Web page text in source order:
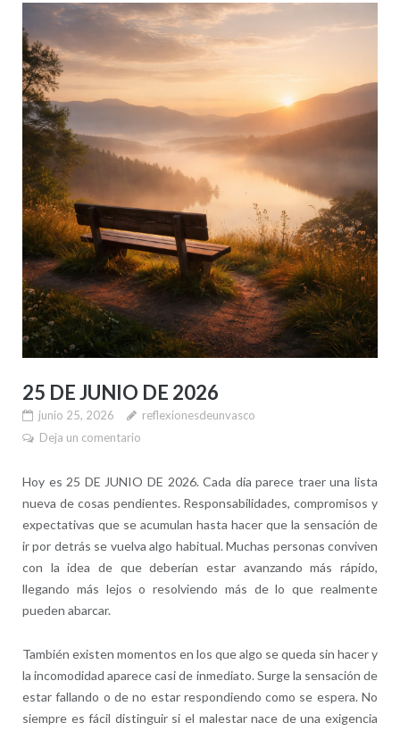
25 DE JUNIO DE 2026
junio 25, 2026
reflexionesdeunvasco
Deja un comentario
Hoy es 25 DE JUNIO DE 2026. Cada día parece traer una lista
nueva de cosas pendientes. Responsabilidades, compromisos y
expectativas que se acumulan hasta hacer que la sensación de
ir por detrás se vuelva algo habitual. Muchas personas conviven
con la idea de que deberían estar avanzando más rápido,
llegando más lejos o resolviendo más de lo que realmente
pueden abarcar.
También existen momentos en los que algo se queda sin hacer y
la incomodidad aparece casi de inmediato. Surge la sensación de
estar fallando o de no estar respondiendo como se espera. No
siempre es fácil distinguir si el malestar nace de una exigencia